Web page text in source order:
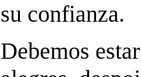
su confianza.
Debemos